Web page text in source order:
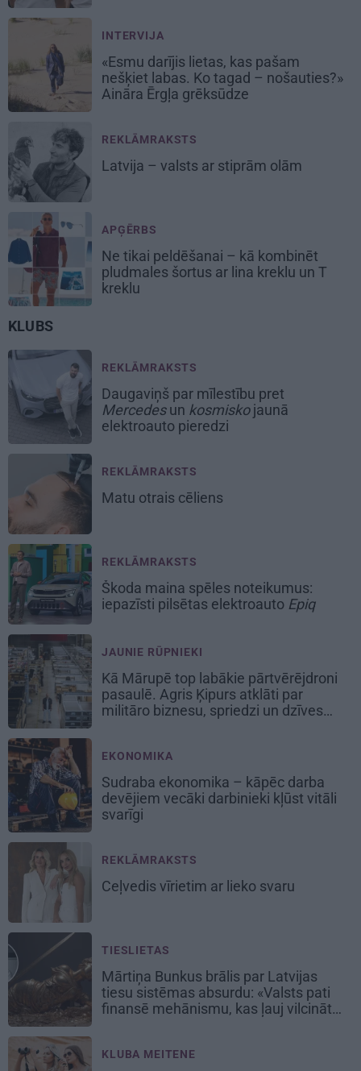
INTERVIJA
«Esmu darījis lietas, kas pašam
nešķiet labas. Ko tagad – nošauties?»
Aināra Ērgļa grēksūdze
REKLĀMRAKSTS
Latvija – valsts ar stiprām olām
APĢĒRBS
Ne tikai peldēšanai – kā kombinēt
pludmales šortus ar lina kreklu un T
kreklu
KLUBS
REKLĀMRAKSTS
Daugaviņš par mīlestību pret
Mercedesun kosmiskojaunā
elektroauto pieredzi
REKLĀMRAKSTS
Matu otrais cēliens
REKLĀMRAKSTS
Škoda maina spēles noteikumus:
iepazīsti pilsētas elektroauto Epiq
JAUNIE RŪPNIEKI
Kā Mārupē top labākie pārtvērējdroni
pasaulē. Agris Ķipurs atklāti par
militāro biznesu, spriedzi un dzīves
EKONOMIKA
Sudraba ekonomika – kāpēc darba
devējiem vecāki darbinieki kļūst vitāli
svarīgi
REKLĀMRAKSTS
Ceļvedis vīrietim ar lieko svaru
TIESLIETAS
Mārtiņa Bunkus brālis par Latvijas
tiesu sistēmas absurdu: «Valsts pati
finansē mehānismu, kas ļauj vilcināt
KLUBA MEITENE